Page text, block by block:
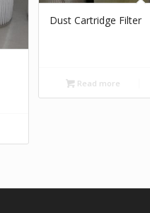
Dust Cartridge Filter
Read more